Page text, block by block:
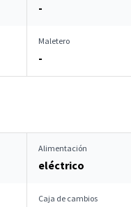
-
Maletero
-
Alimentación
eléctrico
Caja de cambios